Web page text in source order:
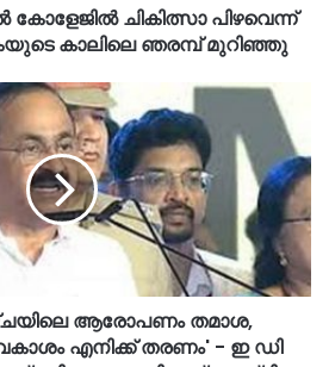
കോളേജിൽ ചികിത്സാ പിഴവെന്ന്
കാലിലെ ഞരമ്പ് മുറിഞ്ഞു
ആരോപണം തമാശ,
എനിക്ക് തരണം' - ഇ ഡി